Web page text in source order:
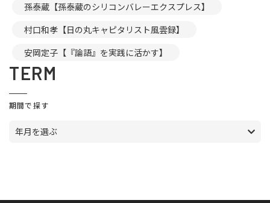
孫泰蔵【孫泰蔵のシリコンバレーエクスプレス】
村口和孝【日の丸キャピタリスト風雲録】
安岡定子【『論語』を実践に活かす】
TERM
期間で探す
年月を選ぶ